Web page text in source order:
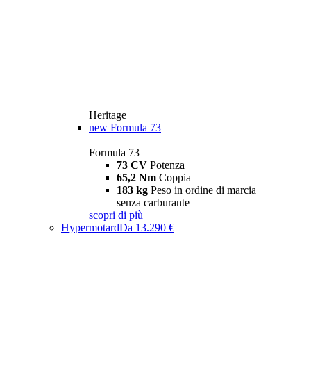
Heritage
new Formula 73
Formula 73
73 CV Potenza
65,2 Nm Coppia
183 kg Peso in ordine di marcia
senza carburante
scopri di più
HypermotardDa 13.290 €